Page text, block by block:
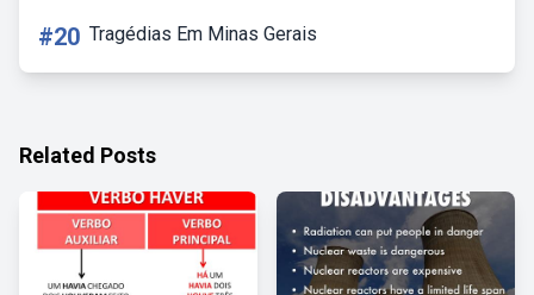
#20 Tragédias Em Minas Gerais
Related Posts